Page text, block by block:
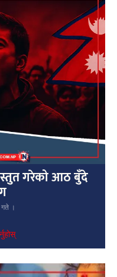
गरेको आठ बुँदे
।